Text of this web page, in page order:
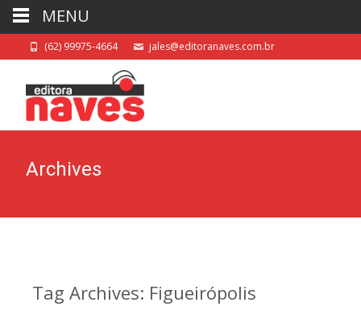
(62) 99975-4664 jales@editoranaves.com.br
Archives
Tag Archives: Figueirópolis
MENU